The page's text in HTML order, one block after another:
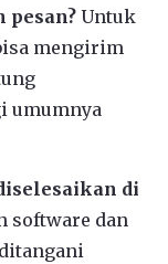
pesan? Untuk
mengirim
umumnya
di
software dan